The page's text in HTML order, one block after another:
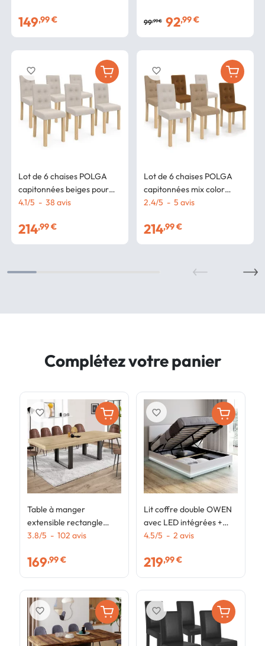
149,99 €
Lot de 6 chaises POLGA
capitonnées beiges pour
salle à manger
4.1/5 - 38 avis
214,99 €
favorite_border
99,99 € 92,99 €
Lot de 6 chaises POLGA
capitonnées mix color
taupe, beige et marron
2.4/5 - 5 avis
214,99 €
favorite_border
Complétez votre panier
Table à manger
extensible rectangle
PHOENIX 6-12
200-300 cm
3.8/5 - 102 avis
169,99 €
favorite_border
favorite_border
Lit coffre double OWEN
avec LED intégrées +
tête de lit et sommier 140
4.5/5 - 2 avis
219,99 €
favorite_border
favorite_border